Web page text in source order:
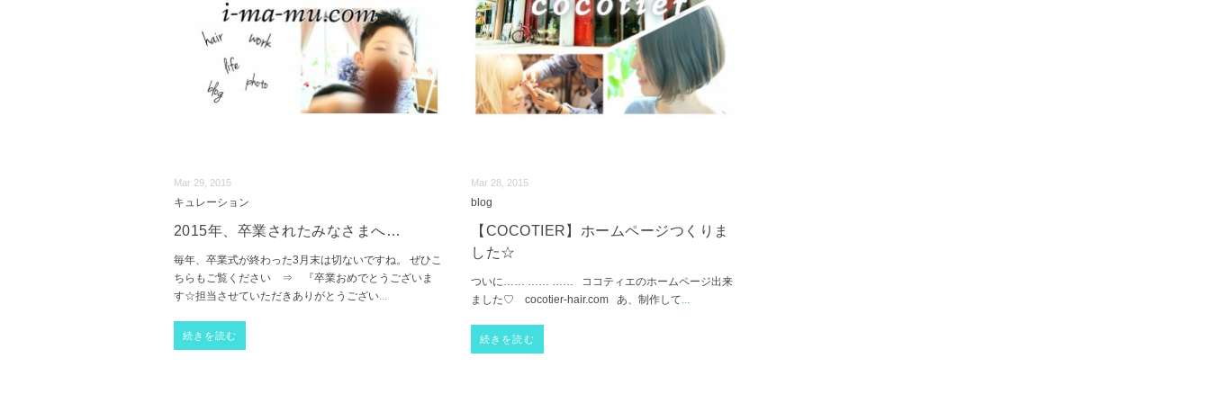
Mar 29, 2015
キュレーション
2015年、卒業されたみなさまへ…
毎年、卒業式が終わった3月末は切ないですね。 ぜひこ
ちらもご覧ください ⇒ 『卒業おめでとうございま
す☆担当させていただきありがとうござい...
続きを読む
Mar 28, 2015
blog
【COCOTIER】ホームページつくりま
した☆
ついに…… …… …… ココティエのホームページ出来
ました♡ cocotier-hair.com あ、制作して...
続きを読む